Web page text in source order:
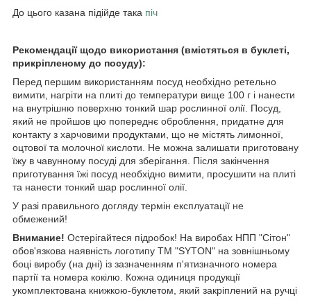
До цього казана підійде така піч
Рекомендації щодо використання (вмістяться в буклеті,
прикріпленому до посуду):
Перед першим використанням посуд необхідно ретельно
вимити, нагріти на плиті до температури вище 100 г і нанести
на внутрішню поверхню тонкий шар рослинної олії. Посуд,
який не пройшов цю попереднє оброблення, придатне для
контакту з харчовими продуктами, що не містять лимонної,
оцтової та молочної кислоти. Не можна залишати приготовану
їжу в чавунному посуді для зберігання. Після закінчення
приготування їжі посуд необхідно вимити, просушити на плиті
та нанести тонкий шар рослинної олії.
У разі правильного догляду термін експлуатації не
обмежений!
Внимание! Остерігайтеся підробок! На виробах НПП "Сітон"
обов'язкова наявність логотипу ТМ "SYTON" на зовнішньому
боці виробу (на дні) із зазначенням п'ятизначного номера
партії та номера кокілю. Кожна одиниця продукції
укомплектована книжкою-буклетом, який закріплений на ручці